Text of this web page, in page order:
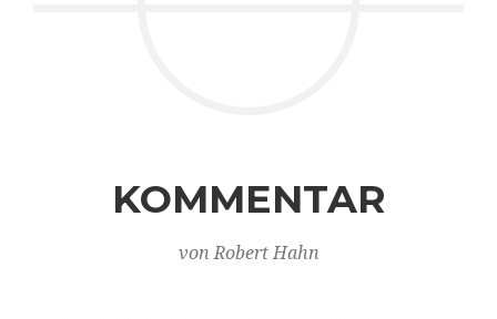
KOMMENTAR
von Robert Hahn